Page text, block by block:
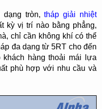
dạng tròn,tháp giải nhiệt
kỳ vị trí nào bằng phẳng,
chỉ cần không khí có thể
đa dạng từ 5RT cho đến
khách hàng thoải mái lựa
phù hợp với nhu cầu và